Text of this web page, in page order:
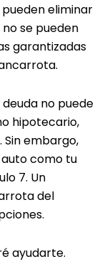
eliminar
se pueden
garantizadas
no puede
hipotecario,
embargo,
como tu
7. Un
del
ayudarte.